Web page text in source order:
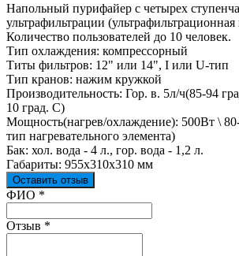
Напольный пурифайер с четырех
ультрафильтрации
Количество пользователей до 10 человек.
Тип охлаждения: компрессорный
Титы фильтров: 12" или 14", I или U-тип
Тип кранов: нажим кружкой
Производительность: Гор. в. 5л/ч(85-94
10 град. С)
Мощность(нагрев/охлаждение): 500Вт \
тип нагревательного элемента)
Бак: хол. вода - 4 л., гор. вода - 1,2 л.
Габариты: 955x310x310 мм
Оставить отзыв
Ваш отзыв был отправлен!
ФИО *
Отзыв *